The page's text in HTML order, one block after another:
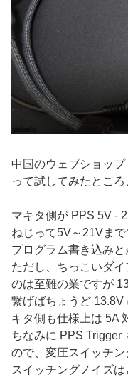
中国のウェブショッ
って試してみたところ
マキタ側が PPS 5V -
ねじって5V～21Vまで
プログラム書き込みと
ただし、ちっこいダ
のは至難の業ですが
繋げばちょうど 13.8V
キタ側も仕様上は 5A
ちなみに PPS Trigger
ので、変圧スイッチン
スイッチングノイズは